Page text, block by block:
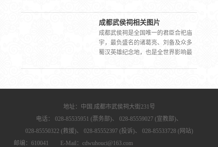
理环境：成都武侯祠位于成都市区
内，交通便利，商业繁华，文化氛围
浓厚。北接成都飞机设计研究所（611
所），西临成都体育学院，东靠浆洗
事业单位。【现状】广义上的成都武
积约3.4万平方米，是全国唯一的君臣
合祀庙宇，最负盛名的诸葛亮、刘备
及众多蜀汉英雄纪念地，也是全世界
成都武侯祠相关图片
成都武侯祠是全国唯一的君臣合祀庙
宇，最负盛名的诸葛亮、刘备及众多
蜀汉英雄纪念地，也是全世界影响最
里）三大板块。三国历史遗迹区占地
方米，是成都武侯祠的主体部分，主
要由惠陵、汉昭烈庙、武侯祠等部分
组成。现存主体建筑由大门、二门、
刘备殿、过厅、诸葛亮殿以及迁建的
地址：中国.成都市武侯祠大街231号
电话：
028-85535951 (票务部)、
028-85559027 (宣教部)、
028-85550322 (救援)、
028-85552397 (投诉)、
028-85533728 (网站)
邮编：610041 E-Mail：cdwuhouci@163.com